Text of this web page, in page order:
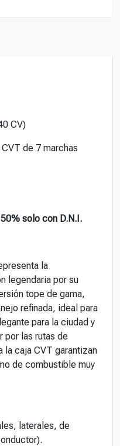
CV)
de 7 marchas
solo con D.N.I.
la
legendaria por su
tope de gama,
refinada, ideal para
para la ciudad y
por las rutas de
la caja CVT garantizan
de combustible muy
laterales, de